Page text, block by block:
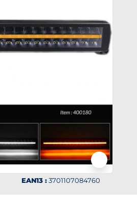
EAN13 :3701107084760